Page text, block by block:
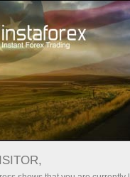
สเปรดต่ำมาก —